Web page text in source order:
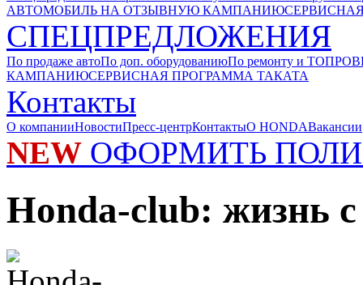
АВТОМОБИЛЬ НА ОТЗЫВНУЮ КАМПАНИЮ
СПЕЦПРЕДЛОЖЕНИЯ
По продаже автоПо доп. оборудованиюПо ремонту и ТО
КАМПАНИЮСЕРВИСНАЯ ПРОГРАММА ТАКАТА
Контакты
О компанииНовостиПресс-центрКонтактыО HONDAВакансии
NEW ОФОРМИТЬ
Honda-club: жизнь